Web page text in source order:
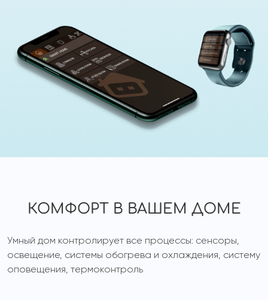
КОМФОРТ В ВАШЕМ ДОМЕ
Умный дом контролирует все процессы: сенсоры,
освещение, системы обогрева и охлаждения, систему
оповещения, термоконтроль